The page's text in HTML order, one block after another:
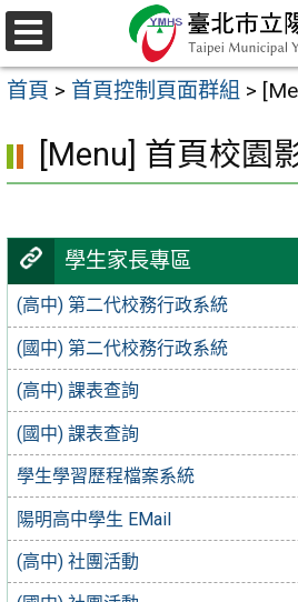
跳
至
主
內
容
選
單
首頁 > 首頁控制頁面群組 >
學生家長專區
(高中) 第二代校務行政系統
(國中) 第二代校務行政系統
(高中) 課表查詢
(國中) 課表查詢
學生學習歷程檔案系統
陽明高中學生 EMail
(高中) 社團活動
[Menu] 首頁校園